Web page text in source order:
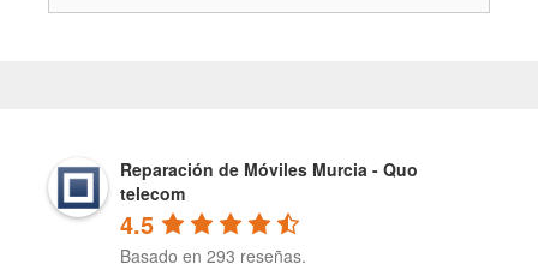
Reparación de Móviles Murcia - Quo
telecom
4.5
Basado en 293 reseñas.